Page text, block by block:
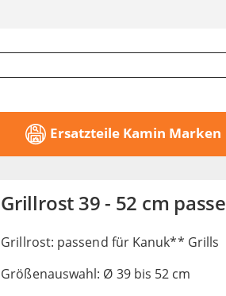
Ersatzteile Kamin Marken
Grillrost 39 - 52 cm
Grillrost: passend für Kanuk** Grills
Größenauswahl: Ø 39 bis 52 cm